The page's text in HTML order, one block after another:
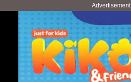
Advertisement